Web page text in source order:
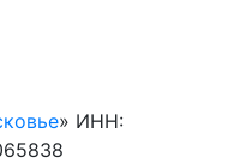
» ИНН: